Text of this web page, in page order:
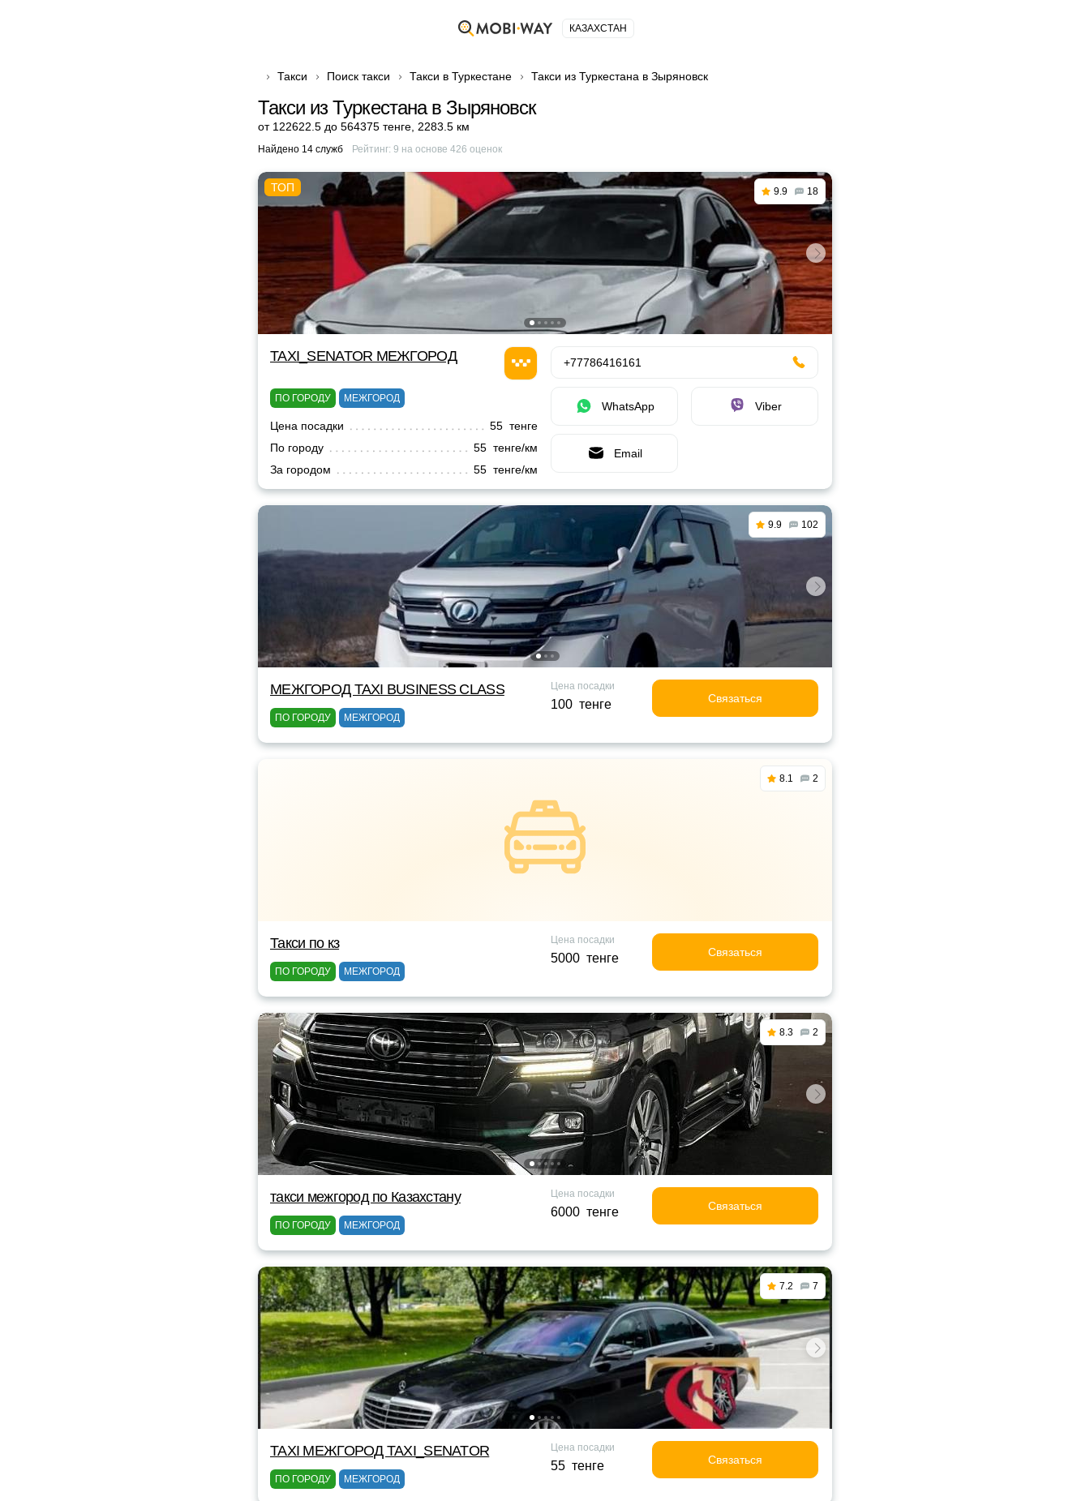
КАЗАХСТАН
Такси Поиск такси Такси в Туркестане Такси из Туркестана в Зыряновск
Такси из Туркестана в Зыряновск
от 122622.5 до 564375 тенге 2283.5 км
Найдено 14 служб Рейтинг: 9 на основе 426 оценок
9.9 18
TAXI_SENATOR МЕЖГОРОД
ПО ГОРОДУ МЕЖГОРОД
Цена посадки
55 тенге
По городу
55 тенге/км
За городом
55 тенге/км
+77786416161
WhatsApp Viber
Email
9.9 102
МЕЖГОРОД TAXI BUSINESS CLASS
ПО ГОРОДУ МЕЖГОРОД
Цена посадки
100 тенге Связаться
8.1 2
Такси по кз
ПО ГОРОДУ МЕЖГОРОД
Цена посадки
5000 тенге Связаться
8.3 2
такси межгород по Казахстану
ПО ГОРОДУ МЕЖГОРОД
Цена посадки
6000 тенге Связаться
7.2 7
TAXI МЕЖГОРОД TAXI_SENATOR
ПО ГОРОДУ МЕЖГОРОД
Цена посадки
55 тенге Связаться